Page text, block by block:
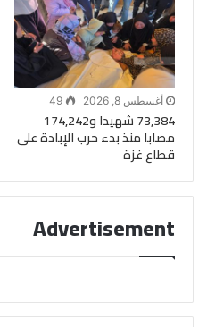
أغسطس 8, 2026 49
73,384 شهيدا و174,242
مصابا منذ بدء حرب الإبادة على
قطاع غزة
Advertisement